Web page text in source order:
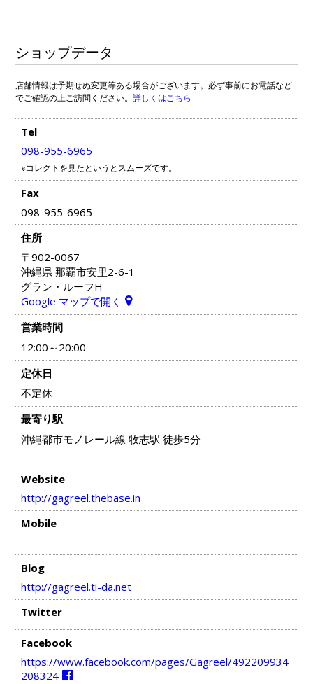
ショップデータ
店舗情報は予期せぬ変更等ある場合がございます。必ず事前にお電話など
でご確認の上ご訪問ください。詳しくはこちら
Tel
098-955-6965
※コレクトを見たというとスムーズです。
Fax
098-955-6965
住所
〒902-0067
沖縄県 那覇市安里2-6-1
グラン・ルーフH
Google マップで開く
営業時間
12:00～20:00
定休日
不定休
最寄り駅
沖縄都市モノレール線 牧志駅 徒歩5分
Website
http://gagreel.thebase.in
Mobile
Blog
http://gagreel.ti-da.net
Twitter
Facebook
https://www.facebook.com/pages/Gagreel/492209934
208324